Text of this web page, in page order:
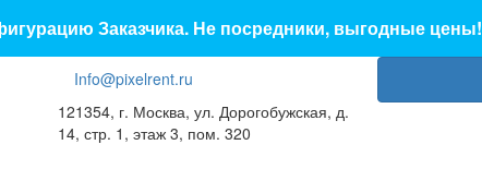
Заказчика. Не посредники, выгодные цены!
Info@pixelrent.ru
121354, г. Москва, ул. Дорогобужская, д.
14, стр. 1, этаж 3, пом. 320